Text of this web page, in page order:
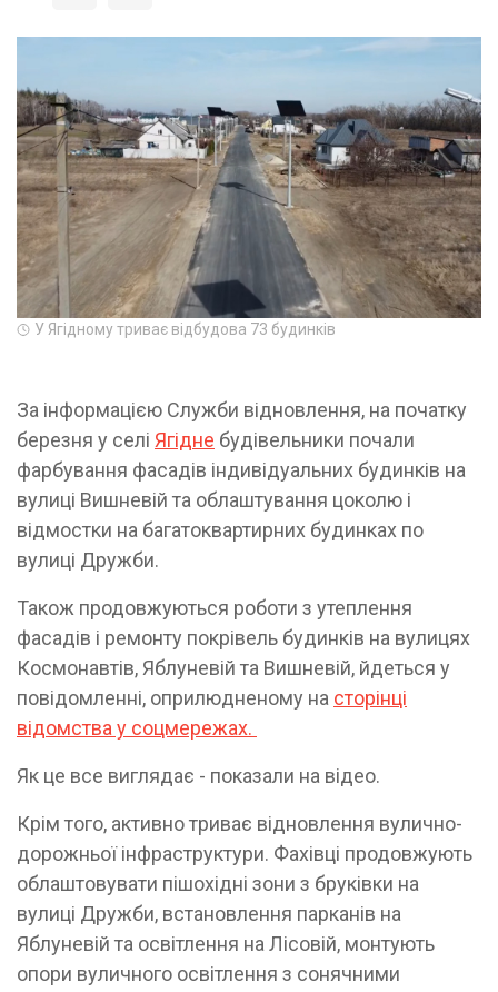
У Ягідному триває відбудова 73 будинків
За інформацією Служби відновлення, на початку
березня у селі Ягідне будівельники почали
фарбування фасадів індивідуальних будинків на
вулиці Вишневій та облаштування цоколю і
відмостки на багатоквартирних будинках по
вулиці Дружби.
Також продовжуються роботи з утеплення
фасадів і ремонту покрівель будинків на вулицях
Космонавтів, Яблуневій та Вишневій, йдеться у
повідомленні, оприлюдненому на сторінці
відомства у соцмережах.
Як це все виглядає - показали на відео.
Крім того, активно триває відновлення вулично-
дорожньої інфраструктури. Фахівці продовжують
облаштовувати пішохідні зони з бруківки на
вулиці Дружби, встановлення парканів на
Яблуневій та освітлення на Лісовій, монтують
опори вуличного освітлення з сонячними